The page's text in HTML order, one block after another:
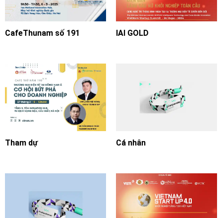
CafeThunam số 191 IAI GOLD
Tham dự Cá nhân